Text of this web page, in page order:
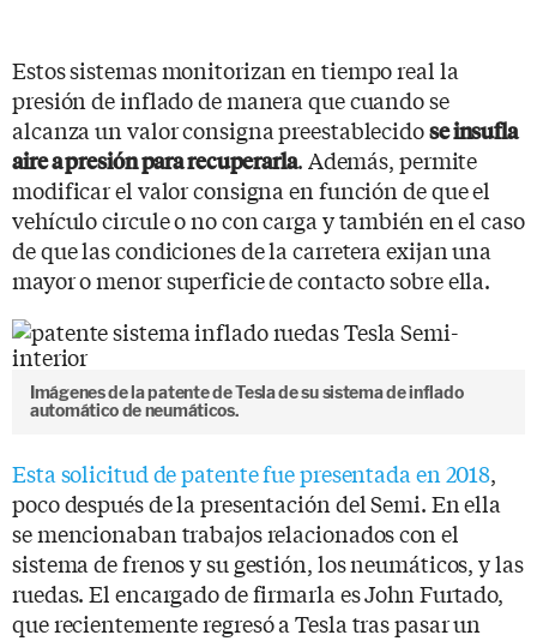
Estos sistemas monitorizan en tiempo real la
presión de inflado de manera que cuando se
alcanza un valor consigna preestablecidose insufla
aire a presión para recuperarla. Además, permite
modificar el valor consigna en función de que el
vehículo circule o no con carga y también en el caso
de que las condiciones de la carretera exijan una
mayor o menor superficie de contacto sobre ella.
Imágenes de la patente de Tesla de su sistema de inflado
automático de neumáticos.
Esta solicitud de patente fue presentada en 2018,
poco después de la presentación del Semi. En ella
se mencionaban trabajos relacionados con el
sistema de frenos y su gestión, los neumáticos, y las
ruedas. El encargado de firmarla es John Furtado,
que recientemente regresó a Tesla tras pasar un